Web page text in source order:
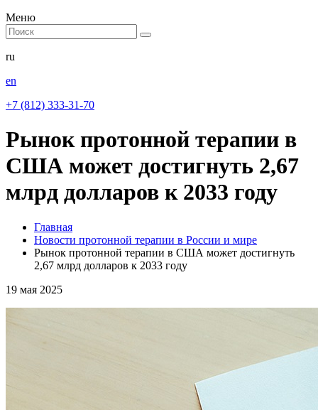
Меню
ru
en
+7 (812) 333-31-70
Рынок протонной терапии в
США может достигнуть 2,67
млрд долларов к 2033 году
Главная
Новости протонной терапии в России и мире
Рынок протонной терапии в США может достигнуть
2,67 млрд долларов к 2033 году
19 мая 2025